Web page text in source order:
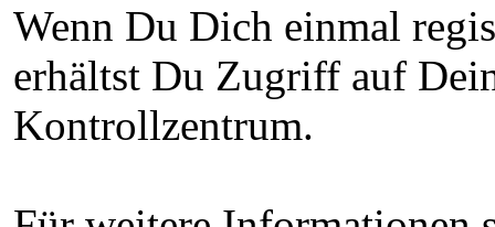
Wenn Du Dich einmal
erhältst Du Zugriff auf
Kontrollzentrum.